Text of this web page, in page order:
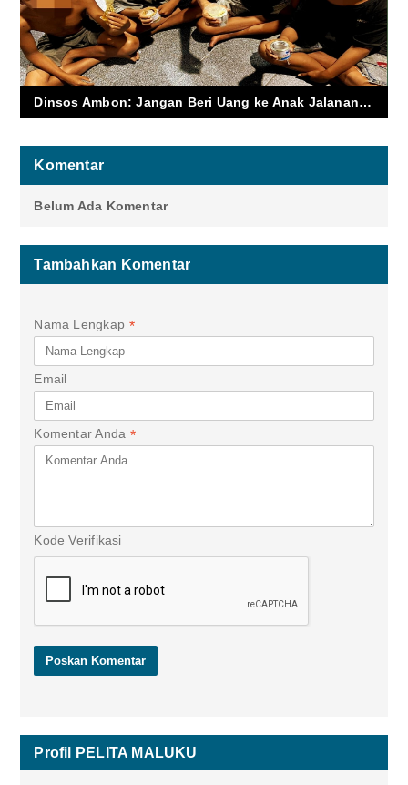
Dinsos Ambon: Jangan Beri Uang ke Anak Jalanan, Banyak Disalahgunakan untuk Beli Lem
Komentar
Belum Ada Komentar
Tambahkan Komentar
Nama Lengkap *
Email
Komentar Anda *
Kode Verifikasi
Profil PELITA MALUKU